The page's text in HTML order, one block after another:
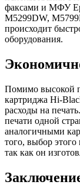
факсами и МФУ
M5299DW,
происходит
оборудования.
Помимо высокой
картриджа Hi-
расходы на
печати одной
аналогичными
того, выбор
так как он